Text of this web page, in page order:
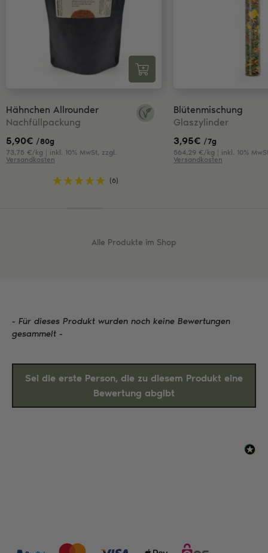
Hähnchen Allrounder
Nachfüllpackung
5,90€ /80g
73,75 €/kg | inkl. 10% MwSt, zzgl.
Versandkosten
(6)
Blütenmischung
Glaszylinder
3,95€ /7g
564,29 €/kg | inkl. 10%
Versandkosten
Alle Produkte im Shop
- Für dieses Produkt wurden noch keine Bewertungen
gesammelt -
Sei die erste Person, die zu diesem Produkt eine
Bewertung abgibt
New content loaded